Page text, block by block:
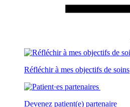
Réfléchir à mes objectifs de soins
Devenez patient(e) partenaire